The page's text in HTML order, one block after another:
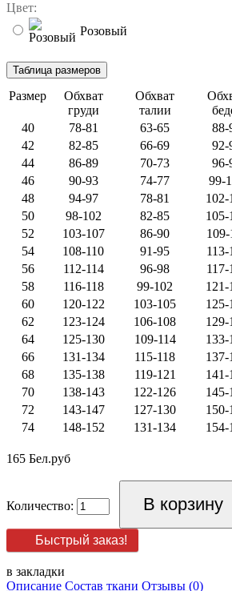
Цвет:
Розовый
Размер
Обхват
груди
Обхват
талии
40 78-81 63-65
88-
42
82-85 66-69
92-
44
86-89 70-73
96-
46
90-93 74-77
99-
48
94-97 78-81
102-
50
98-102 82-85
105-
52
103-107 86-90
109-
54
108-110 91-95
113-
56
112-114 96-98
117-
58
116-118 99-102
121-
60
120-122 103-105
125-
62
123-124 106-108
129-
64
125-130 109-114
133-
66
131-134 115-118
137-
68
135-138 119-121
141-
70
138-143 122-126
145-
72
143-147 127-130
150-
74
148-152 131-134 154-
165 Бел.руб
Количество:
Быстрый заказ!
в закладки
Описание Состав ткани Отзывы (0)